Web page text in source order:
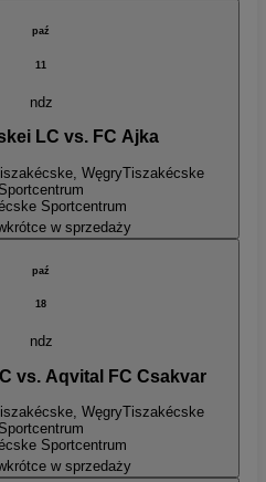
paź
11
ndz
LC vs. FC Ajka
WęgryTiszakécske
Sportcentrum
Sportcentrum
w sprzedaży
paź
18
ndz
vs. Aqvital FC Csakvar
WęgryTiszakécske
Sportcentrum
Sportcentrum
w sprzedaży